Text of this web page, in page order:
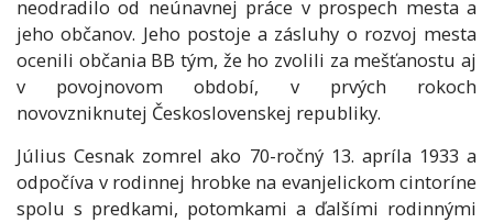
neodradilo od neúnavnej práce v prospech mesta a
jeho občanov. Jeho postoje a zásluhy o rozvoj mesta
ocenili občania BB tým, že ho zvolili za mešťanostu aj
v povojnovom období, v prvých rokoch
novovzniknutej Československej republiky.
Július Cesnak zomrel ako 70-ročný 13. apríla 1933 a
odpočíva v rodinnej hrobke na evanjelickom cintoríne
spolu s predkami, potomkami a ďalšími rodinnými